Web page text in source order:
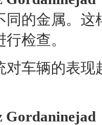
同的金属。
检查。
对车辆的表
Gordaninejad